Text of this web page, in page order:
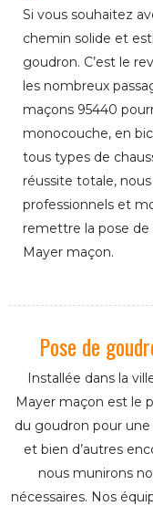
Si vous souhaitez
chemin solide et
goudron. C’est le
les nombreux
maçons 95440
monocouche, en
tous types de
réussite totale,
professionnels et
remettre la pose
Mayer maçon.
Pose de
Installée dans la
Mayer maçon est le
du goudron pour
et bien d’autres
nous munirons
nécessaires. Nos